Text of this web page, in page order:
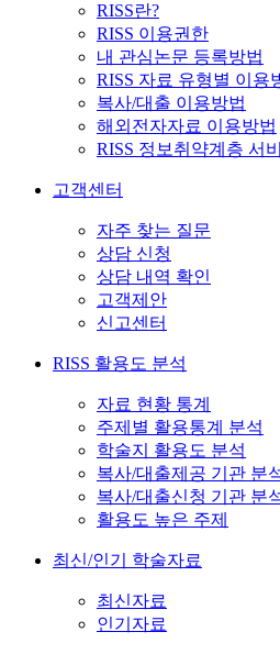
RISS란?
RISS 이용권한
내 관심논문 등록방법
RISS 자료 유형별 이용
복사/대출 이용방법
해외전자자료 이용방법
RISS 정보취약계층 서
고객센터
자주 찾는 질문
상담 신청
상담 내역 확인
고객제안
신고센터
RISS 활용도 분석
자료 현황 통계
주제별 활용통계 분석
학술지 활용도 분석
복사/대출제공 기관 분
복사/대출신청 기관 분
활용도 높은 주제
최신/인기 학술자료
최신자료
인기자료